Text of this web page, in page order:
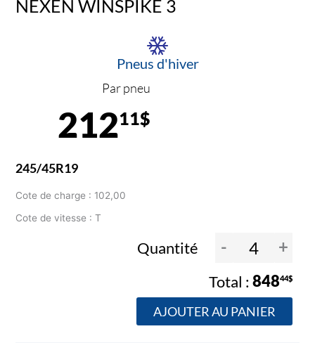
NEXEN WINSPIKE 3
Pneus d'hiver
Par pneu
21211$
245/45R19
Cote de charge : 102,00
Cote de vitesse : T
Quantité - +
84844$
AJOUTER AU PANIER